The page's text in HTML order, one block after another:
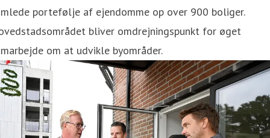
portefølje af ejendomme op over 900 boliger.
bliver omdrejningspunkt for øget
om at udvikle byområder.